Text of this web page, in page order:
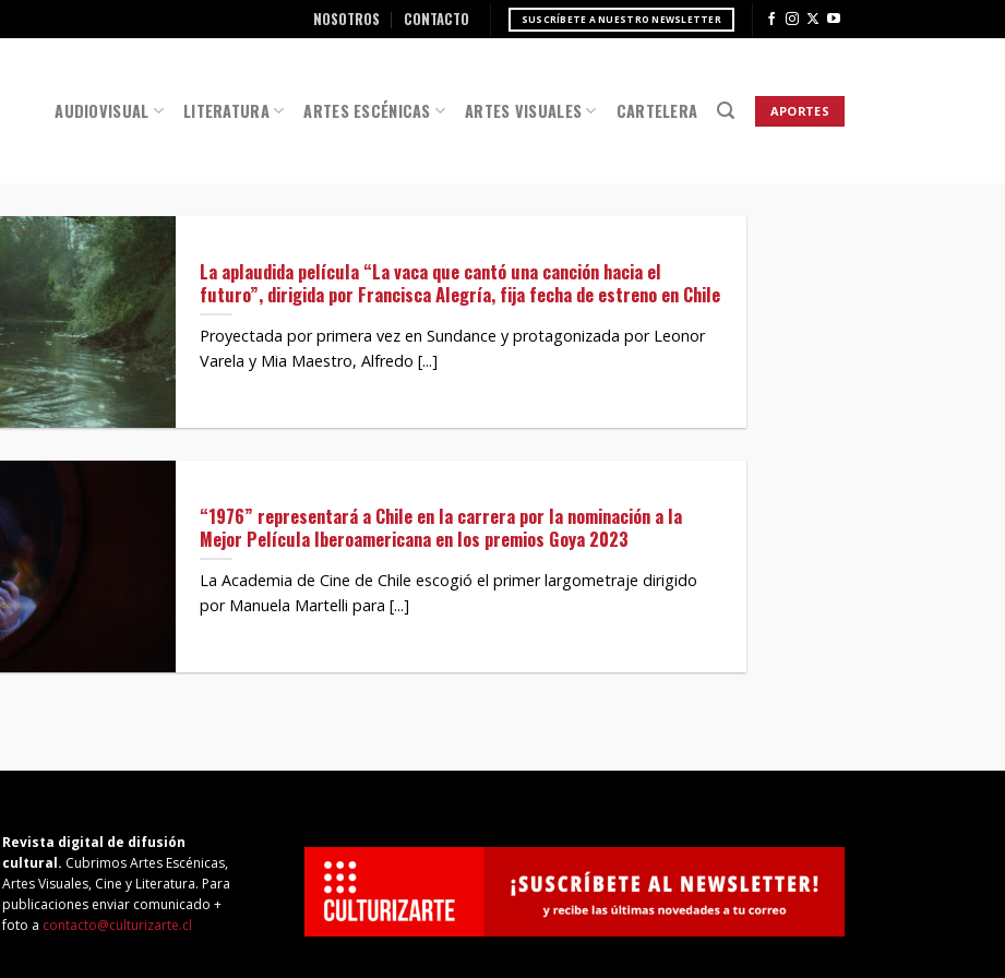
NOSOTROS CONTACTO SUSCRÍBETE A NUESTRO NEWSLETTER
AUDIOVISUAL LITERATURA ARTES ESCÉNICAS ARTES VISUALES CARTELERA APORTES
La aplaudida película “La vaca que cantó una canción hacia el
futuro”, dirigida por Francisca Alegría, fija fecha de estreno en Chile
Proyectada por primera vez en Sundance y protagonizada por Leonor
Varela y Mia Maestro, Alfredo [...]
“1976” representará a Chile en la carrera por la nominación a la
Mejor Película Iberoamericana en los premios Goya 2023
La Academia de Cine de Chile escogió el primer largometraje dirigido
por Manuela Martelli para [...]
Revista digital de difusión
cultural. Cubrimos Artes Escénicas,
Artes Visuales, Cine y Literatura. Para
publicaciones enviar comunicado +
foto a contacto@culturizarte.cl